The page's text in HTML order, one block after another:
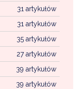
31 artykułów
31 artykułów
35 artykułów
27 artykułów
39 artykułów
39 artykułów